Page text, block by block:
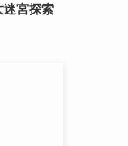
迷宮探索